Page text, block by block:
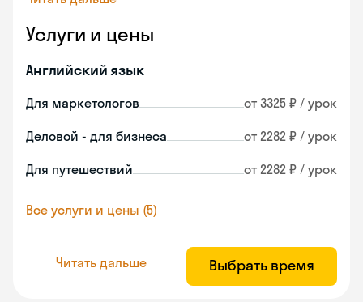
Услуги и цены
Английский язык
Для маркетологов от 3325 ₽ / урок
Деловой - для бизнеса от 2282 ₽ / урок
Для путешествий от 2282 ₽ / урок
Все услуги и цены (5)
Читать дальше Выбрать время